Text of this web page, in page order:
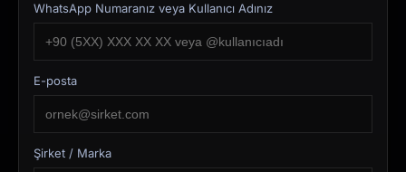
WhatsApp Numaranız veya Kullanıcı Adınız
E-posta
Şirket / Marka